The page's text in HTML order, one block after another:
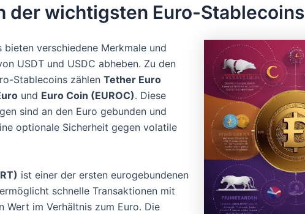
der wichtigsten Euro-Stablecoins
bieten verschiedene Merkmale und
USDT und USDC abheben. Zu den
Stablecoins zählen Tether Euro
und Euro Coin (EUROC). Diese
sind an den Euro gebunden und
optionale Sicherheit gegen volatile
ist einer der ersten eurogebundenen
schnelle Transaktionen mit
Wert im Verhältnis zum Euro. Die